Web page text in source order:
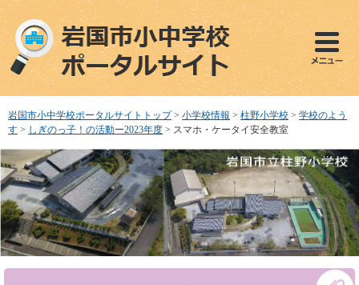
ペ
で
す
メ
ば
し
本
文
へ
岩国市小中学校ポータルサイトトップ > 小学校情報 > 柱野小学校 > 学校のよう
す > しぎのっ子！の活動ー2023年度 > スマホ・ケータイ安全教室